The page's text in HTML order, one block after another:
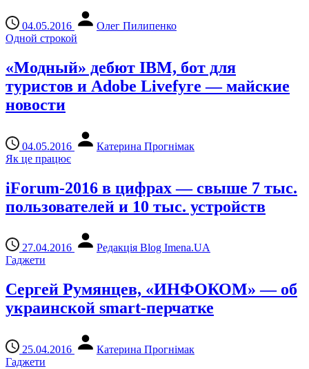
04.05.2016
Олег Пилипенко
Одной строкой
«Модный» дебют IBM, бот для
туристов и Adobe Livefyre — майские
новости
04.05.2016
Катерина Прогнімак
Як це працює
iForum-2016 в цифрах — свыше 7 тыс.
пользователей и 10 тыс. устройств
27.04.2016
Редакція Blog Imena.UA
Гаджети
Сергей Румянцев, «ИНФОКОМ» — об
украинской smart-перчатке
25.04.2016
Катерина Прогнімак
Гаджети